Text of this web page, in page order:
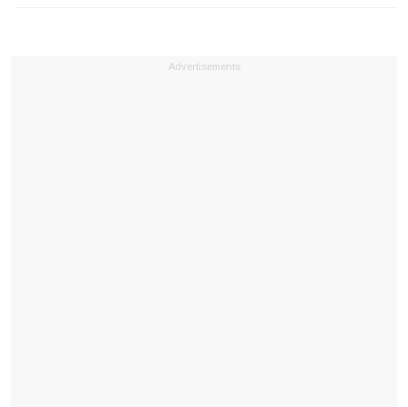
Advertisements